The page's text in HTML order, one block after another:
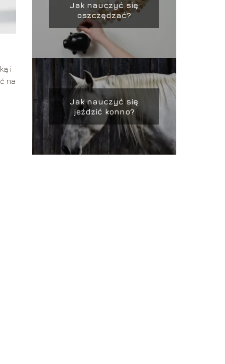
i
na
Jak nauczyć się
oszczędzać?
Jak nauczyć się
jeździć konno?